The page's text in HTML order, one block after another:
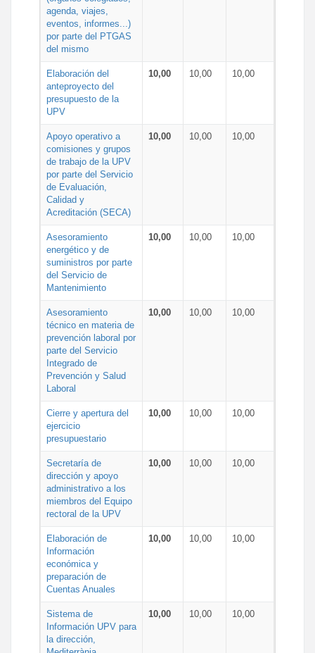
agenda, viajes,
eventos, informes...)
por parte del PTGAS
del mismo
Elaboración del
anteproyecto del
presupuesto de la
UPV
10,00 10,00 10,00
Apoyo operativo a
comisiones y grupos
de trabajo de la UPV
por parte del Servicio
de Evaluación,
Calidad y
Acreditación (SECA)
10,00 10,00 10,00
Asesoramiento
energético y de
suministros por parte
del Servicio de
Mantenimiento
10,00 10,00 10,00
Asesoramiento
técnico en materia de
prevención laboral por
parte del Servicio
Integrado de
Prevención y Salud
Laboral
10,00 10,00 10,00
Cierre y apertura del
ejercicio
presupuestario
10,00 10,00 10,00
Secretaría de
dirección y apoyo
administrativo a los
miembros del Equipo
rectoral de la UPV
10,00 10,00 10,00
Elaboración de
Información
económica y
preparación de
Cuentas Anuales
10,00 10,00 10,00
Sistema de
Información UPV para
la dirección,
10,00 10,00 10,00